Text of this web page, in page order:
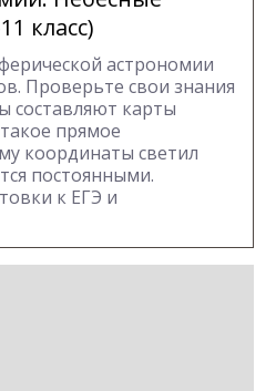
класс)
астрономии
Проверьте свои знания
составляют карты
прямое
координаты светил
постоянными.
к ЕГЭ и